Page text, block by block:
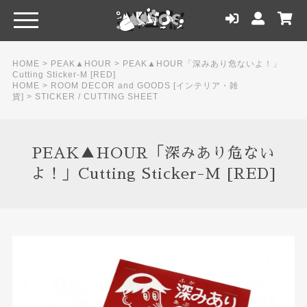
HOME > PEAK▲HOUR > PEAK▲HOUR「深みあり危ないよ！」
Cutting Sticker-M [RED]
HOME > ROOM DECOR and GOODS [インテリア・雑
貨] > STICKER / CUTTING SHEET
PEAK▲HOUR「深みあり危ない
よ！」Cutting Sticker-M [RED]